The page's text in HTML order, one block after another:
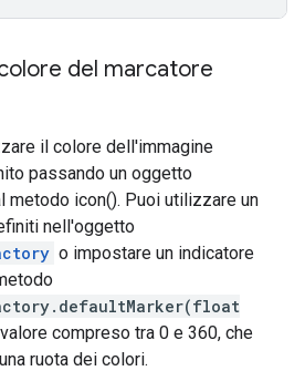
del marcatore
il colore dell'immagine
passando un oggetto
metodo icon(). Puoi utilizzare un
nell'oggetto
o impostare un indicatore
compreso tra 0 e 360, che
ruota dei colori.